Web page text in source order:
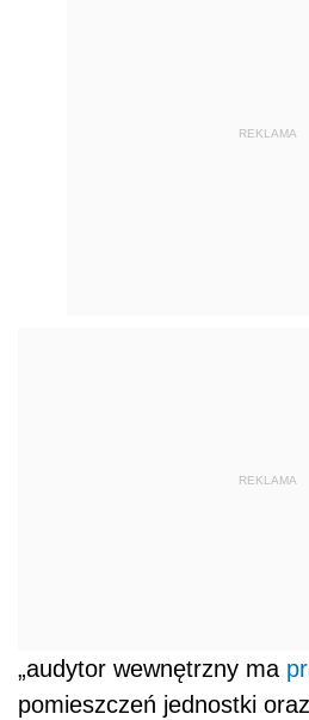
REKLAMA
REKLAMA
„audytor wewnętrzny ma
pomieszczeń jednostki